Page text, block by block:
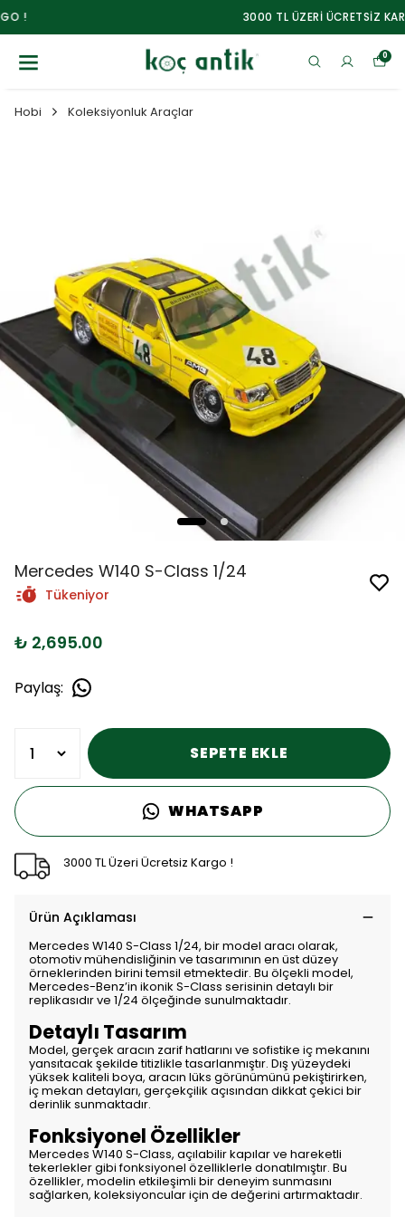
3000 TL ÜZERİ ÜCRETSİZ KARGO !
0
Hobi Koleksiyonluk Araçlar
Mercedes W140 S-Class 1/24
Tükeniyor
₺ 2,695.00
Paylaş:
SEPETE EKLE
WHATSAPP
3000 TL Üzeri Ücretsiz Kargo !
Ürün Açıklaması
Mercedes W140 S-Class 1/24, bir model aracı olarak,
otomotiv mühendisliğinin ve tasarımının en üst düzey
örneklerinden birini temsil etmektedir. Bu ölçekli model,
Mercedes-Benz’in ikonik S-Class serisinin detaylı bir
replikasıdır ve 1/24 ölçeğinde sunulmaktadır.
Detaylı Tasarım
Model, gerçek aracın zarif hatlarını ve sofistike iç mekanını
yansıtacak şekilde titizlikle tasarlanmıştır. Dış yüzeydeki
yüksek kaliteli boya, aracın lüks görünümünü pekiştirirken,
iç mekan detayları, gerçekçilik açısından dikkat çekici bir
derinlik sunmaktadır.
Fonksiyonel Özellikler
Mercedes W140 S-Class, açılabilir kapılar ve hareketli
tekerlekler gibi fonksiyonel özelliklerle donatılmıştır. Bu
özellikler, modelin etkileşimli bir deneyim sunmasını
sağlarken, koleksiyoncular için de değerini artırmaktadır.